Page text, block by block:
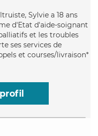
Sylvie a 18 ans
d'Etat d'aide-soignant
et les troubles
ses services de
et courses/livraison*